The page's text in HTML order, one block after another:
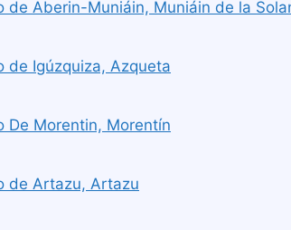
de Aberin-Muniáin, Muniáin de la
de Igúzquiza, Azqueta
De Morentin, Morentín
de Artazu, Artazu